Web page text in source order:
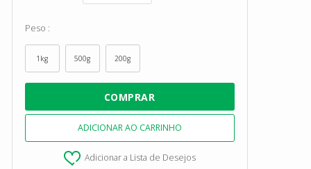
Peso
1kg 500g 200g
Adicionar a Lista de Desejos